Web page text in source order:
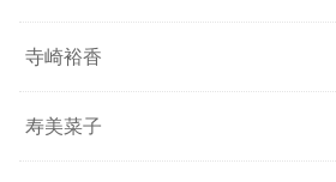
寺崎裕香
寿美菜子